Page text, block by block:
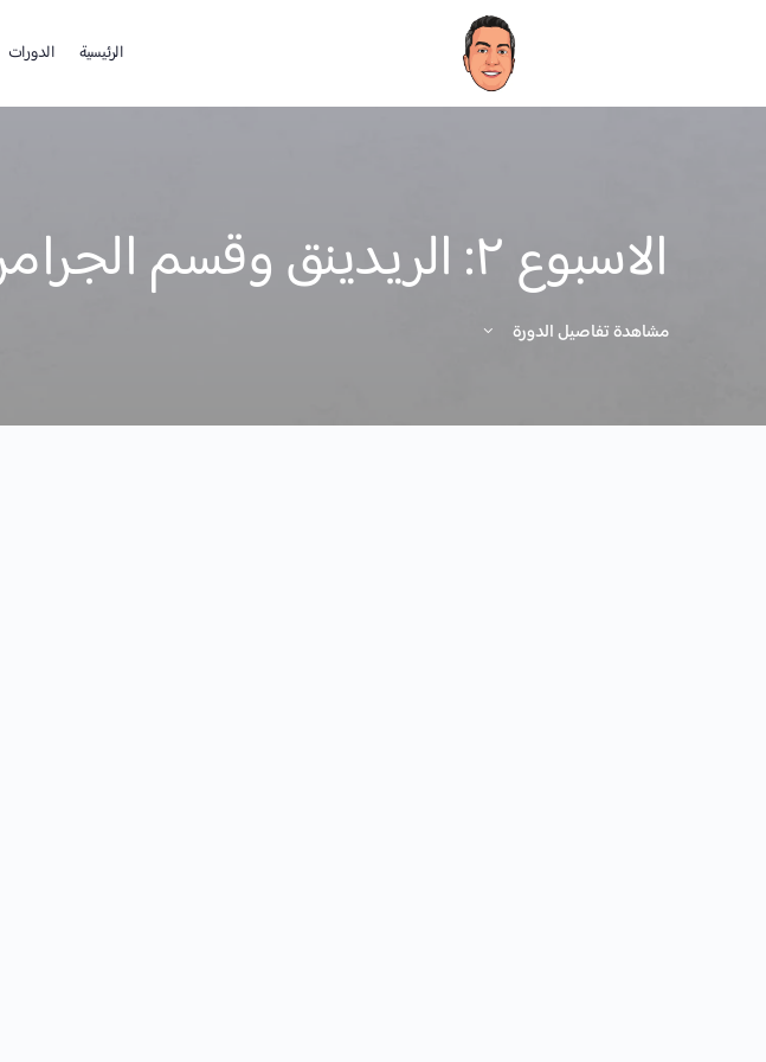
الرئيسية الدورات
الاسبوع ٢: الريدينق وقسم الجرامر
مشاهدة تفاصيل الدورة